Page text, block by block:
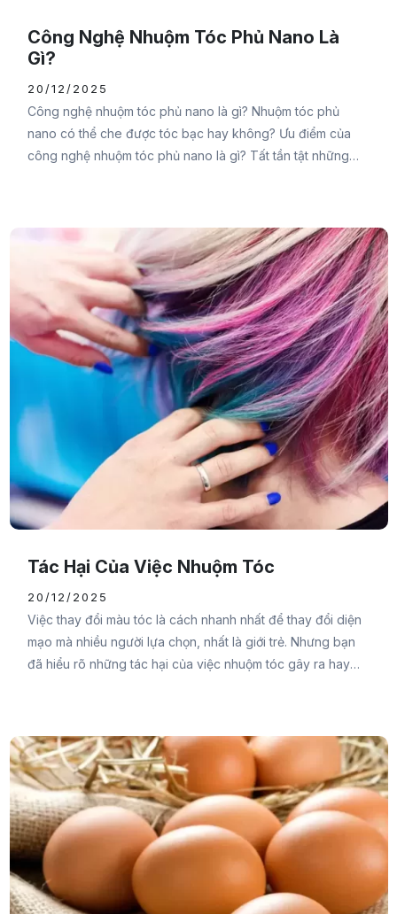
Công Nghệ Nhuộm Tóc Phủ Nano Là
Gì?
20/12/2025
Công nghệ nhuộm tóc phủ nano là gì? Nhuộm tóc phủ
nano có thể che được tóc bạc hay không? Ưu điểm của
công nghệ nhuộm tóc phủ nano là gì? Tất tần tật những
Tác Hại Của Việc Nhuộm Tóc
20/12/2025
Việc thay đổi màu tóc là cách nhanh nhất để thay đổi diện
mạo mà nhiều người lựa chọn, nhất là giới trẻ. Nhưng bạn
đã hiểu rõ những tác hại của việc nhuộm tóc gây ra hay